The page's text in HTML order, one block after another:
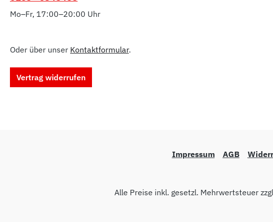
Mo–Fr, 17:00–20:00 Uhr
Oder über unser Kontaktformular.
Vertrag widerrufen
Impressum AGB
Alle Preise inkl. gesetzl. Mehrwertsteuer